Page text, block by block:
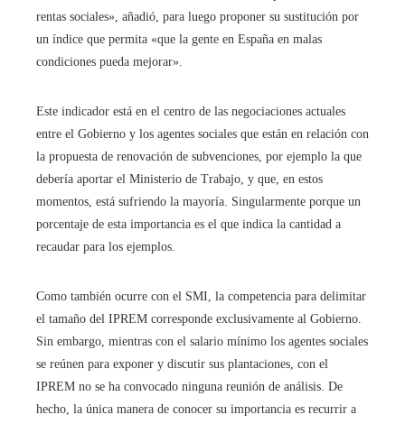
rentas sociales», añadió, para luego proponer su sustitución por
un índice que permita «que la gente en España en malas
condiciones pueda mejorar».
Este indicador está en el centro de las negociaciones actuales
entre el Gobierno y los agentes sociales que están en relación con
la propuesta de renovación de subvenciones, por ejemplo la que
debería aportar el Ministerio de Trabajo, y que, en estos
momentos, está sufriendo la mayoría. Singularmente porque un
porcentaje de esta importancia es el que indica la cantidad a
recaudar para los ejemplos.
Como también ocurre con el SMI, la competencia para delimitar
el tamaño del IPREM corresponde exclusivamente al Gobierno.
Sin embargo, mientras con el salario mínimo los agentes sociales
se reúnen para exponer y discutir sus plantaciones, con el
IPREM no se ha convocado ninguna reunión de análisis. De
hecho, la única manera de conocer su importancia es recurrir a